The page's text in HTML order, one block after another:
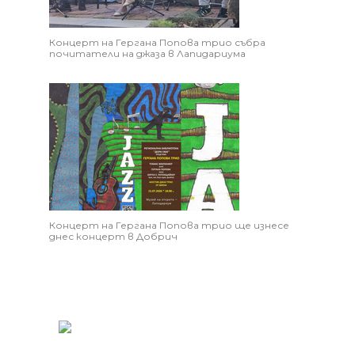
Концерт на Гергана Попова трио събра
почитатели на джаза в Лапидариума
Концерт на Гергана Попова трио ще изнесе
днес концерт в Добрич